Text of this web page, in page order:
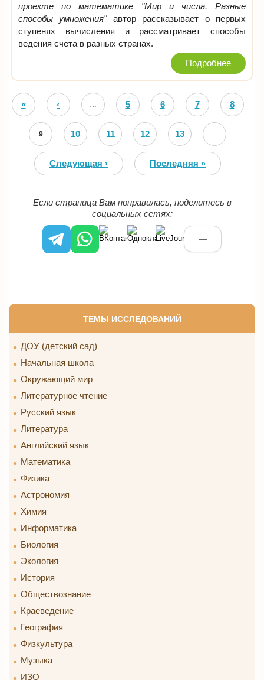
ТЕМЫ ИССЛЕДОВАНИЙ
ДОУ (детский сад)
Начальная школа
Окружающий мир
Литературное чтение
Русский язык
Литература
Английский язык
Математика
Физика
Астрономия
Химия
Информатика
Биология
Экология
История
Обществознание
Краеведение
География
Физкультура
Музыка
ИЗО
проекте по математике "Мир и числа. Разные
способы умножения"автор рассказывает о первых
ступенях вычисления и рассматривает способы
ведения счета в разных странах.
Подробнее
Страницы
«
Первая
‹
Предыдущая
5 6 7 8
9 10 11 12 13
Следующая › Последняя »
Если страница Вам понравилась, поделитесь в
социальных сетях:
—